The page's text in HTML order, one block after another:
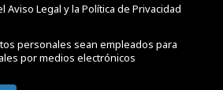
Aviso Legal y la Política de Privacidad
personales sean empleados para
por medios electrónicos